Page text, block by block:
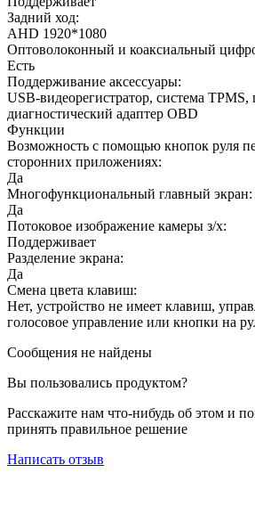
Задний ход:
AHD 1920*1080
Оптоволоконный и коаксиальный
Есть
Поддерживание аксессуары:
USB-видеорегистратор, система
диагностический адаптер OBD
Функции
Возможность с помощью кнопок руля
сторонних приложениях:
Да
Многофункциональный главный экран:
Да
Потоковое изображение камеры з/х:
Поддерживает
Разделение экрана:
Да
Смена цвета клавиш:
Нет, устройство не имеет клавиш,
голосовое управление или кнопки на
Сообщения не найдены
Вы пользовались продуктом?
Расскажите нам что-нибудь об этом и
принять правильное решение
Написать отзыв